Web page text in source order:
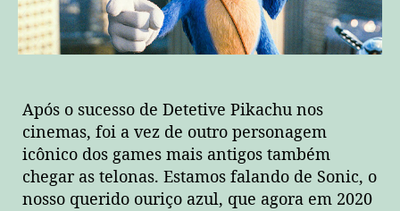
Após o sucesso de Detetive Pikachu nos
cinemas, foi a vez de outro personagem
icônico dos games mais antigos também
chegar as telonas. Estamos falando de Sonic, o
nosso querido ouriço azul, que agora em 2020